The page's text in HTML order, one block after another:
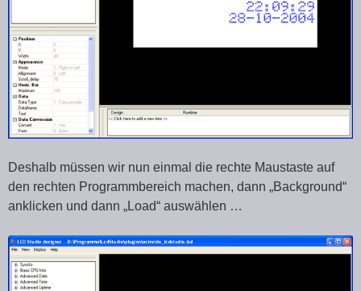
Deshalb müssen wir nun einmal die rechte Maustaste auf
den rechten Programmbereich machen, dann „Background“
anklicken und dann „Load“ auswählen …